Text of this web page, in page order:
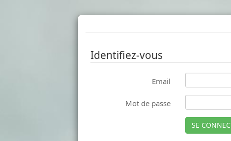
Identifiez-vous
Email
Mot de passe
SE